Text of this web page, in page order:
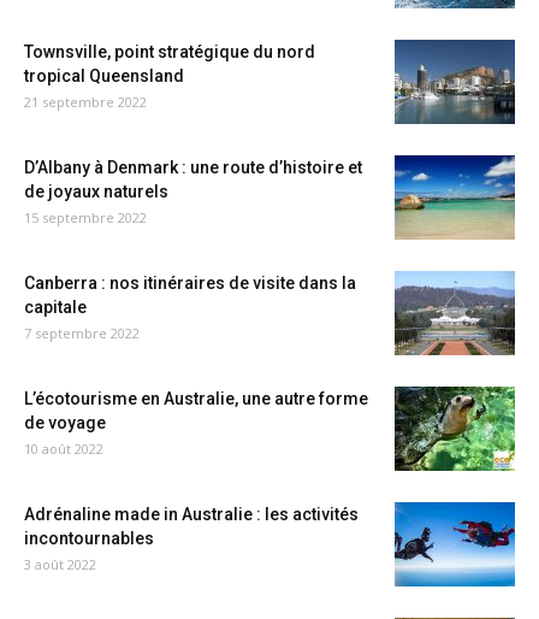
Townsville, point stratégique du nord
tropical Queensland
21 septembre 2022
D’Albany à Denmark : une route d’histoire et
de joyaux naturels
15 septembre 2022
Canberra : nos itinéraires de visite dans la
capitale
7 septembre 2022
L’écotourisme en Australie, une autre forme
de voyage
10 août 2022
Adrénaline made in Australie : les activités
incontournables
3 août 2022